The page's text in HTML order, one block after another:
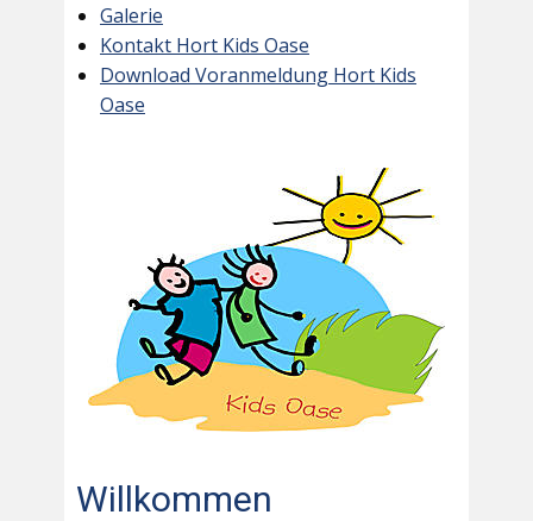
Galerie
Kontakt Hort Kids Oase
Download Voranmeldung Hort Kids
Oase
Willkommen